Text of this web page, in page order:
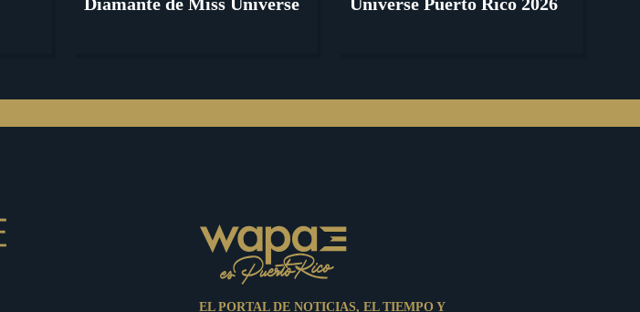
Diamante de Miss Universe
Universe Puerto Rico 2026
EL PORTAL DE NOTICIAS, EL TIEMPO Y